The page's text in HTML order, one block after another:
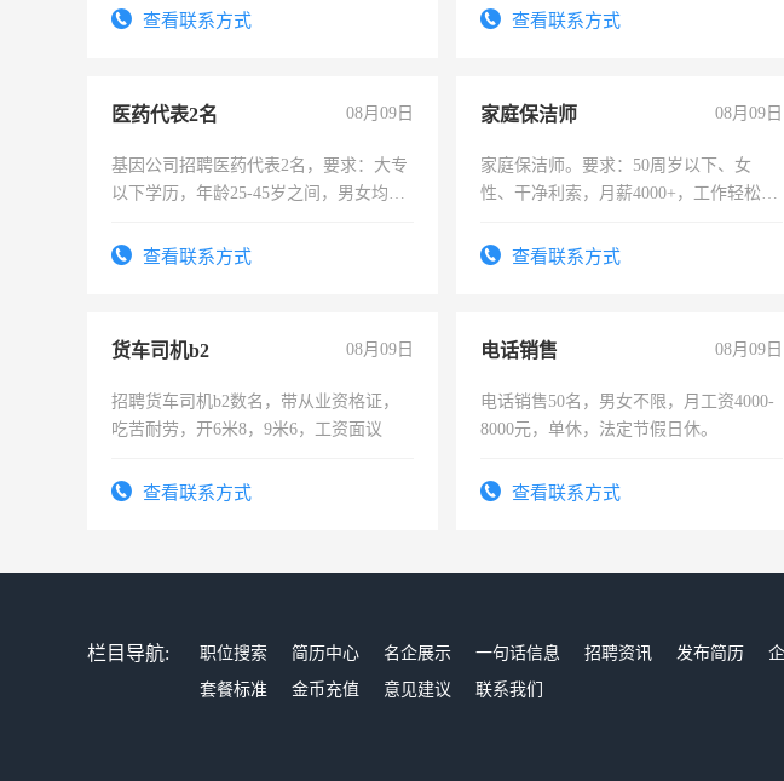
查看联系方式 查看联系方式
医药代表2名 08月09日
基因公司招聘医药代表2名，要求：大专
以下学历，年龄25-45岁之间，男女均
表或者有医学资质的优先，底薪+绩效，
查看联系方式
家庭保洁师 08月09日
家庭保洁师。要求：50周岁以下、女
性、干净利索，月薪4000+，工作轻松，
太太等。查看联系方式
货车司机b2 08月09日
招聘货车司机b2数名，带从业资格证，
吃苦耐劳，开6米8，9米6，工资面议
查看联系方式
电话销售 08月09日
电话销售50名，男女不限，月工资4000-
8000元，单休，法定节假日休。
查看联系方式
栏目导航: 职位搜索 简历中心 名企展示 一句话信息 招聘资讯 发布简历
套餐标准
金币充值 意见建议 联系我们